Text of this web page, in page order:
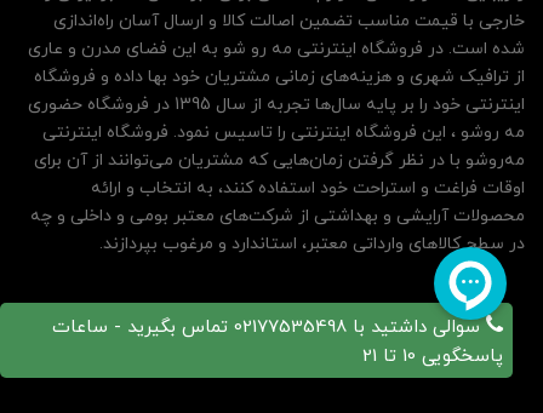
سوالی داشتید با 02177535498 تماس بگیرید - ساعات
پاسخگویی 10 تا 21
خارجی با قیمت مناسب تضمین اصالت کالا و ارسال آسان راه‌اندازی
شده است. در فروشگاه اینترنتی مه رو شو به این فضای مدرن و عاری
از ترافیک شهری و هزینه‌های زمانی مشتریان خود بها داده و فروشگاه
اینترنتی خود را بر پایه سال‌ها تجربه از سال 1395 در فروشگاه حضوری
مه روشو ، این فروشگاه اینترنتی را تاسیس نمود. فروشگاه اینترنتی
مه‌رو‌شو با در نظر گرفتن زمان‌هایی که مشتریان می‌توانند از آن‌ برای
اوقات فراغت و استراحت خود استفاده کنند، به انتخاب و ارائه
محصولات آرایشی و بهداشتی از شرکت‌های معتبر بومی و داخلی و چه
در سطح کالاهای وارداتی معتبر، استاندارد و مرغوب بپردازند.